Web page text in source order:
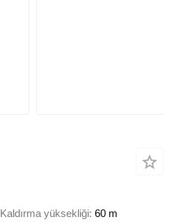
Kaldırma yüksekliği 60 m